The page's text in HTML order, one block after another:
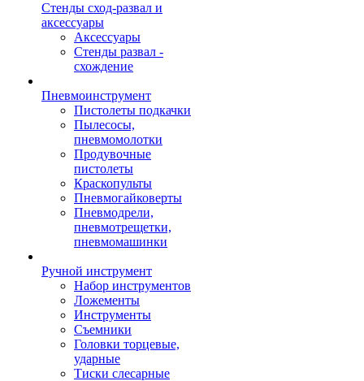
Стенды сход-развал и
аксессуары
Аксессуары
Стенды развал -
схождение
Пневмоинструмент
Пистолеты подкачки
Пылесосы,
пневмомолотки
Продувочные
пистолеты
Краскопульты
Пневмогайковерты
Пневмодрели,
пневмотрещетки,
пневмомашинки
Ручной инструмент
Набор инструментов
Ложементы
Инструменты
Съемники
Головки торцевые,
ударные
Тиски слесарные